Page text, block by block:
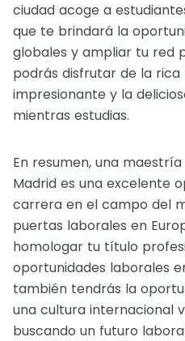
ciudad acoge a
que te brindará la
globales y ampliar tu red
podrás disfrutar de la
impresionante y la
mientras estudias.
En resumen, una
Madrid es una excelente
carrera en el campo del
puertas laborales en
homologar tu título
oportunidades laborales
también tendrás la
una cultura internacional
buscando un futuro